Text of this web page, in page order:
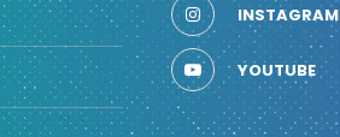
INSTAGRAM
YOUTUBE